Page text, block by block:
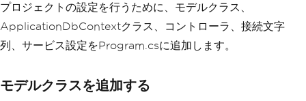
プロジェクトの設定を行うために、モデルクラス、
ApplicationDbContextクラス、コントローラ、接続文字
列、サービス設定をProgram.csに追加します。
モデルクラスを追加する